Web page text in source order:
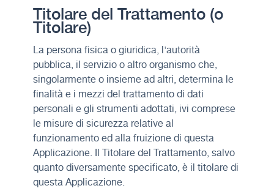
Titolare del Trattamento (o
Titolare)
La persona fisica o giuridica, l'autorità
pubblica, il servizio o altro organismo che,
singolarmente o insieme ad altri, determina le
finalità e i mezzi del trattamento di dati
personali e gli strumenti adottati, ivi comprese
le misure di sicurezza relative al
funzionamento ed alla fruizione di questa
Applicazione. Il Titolare del Trattamento, salvo
quanto diversamente specificato, è il titolare di
questa Applicazione.